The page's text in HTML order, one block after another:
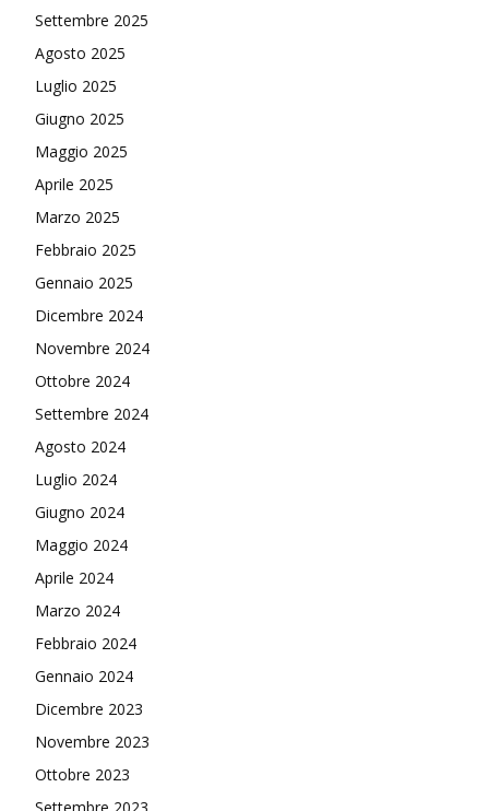
Settembre 2025
Agosto 2025
Luglio 2025
Giugno 2025
Maggio 2025
Aprile 2025
Marzo 2025
Febbraio 2025
Gennaio 2025
Dicembre 2024
Novembre 2024
Ottobre 2024
Settembre 2024
Agosto 2024
Luglio 2024
Giugno 2024
Maggio 2024
Aprile 2024
Marzo 2024
Febbraio 2024
Gennaio 2024
Dicembre 2023
Novembre 2023
Ottobre 2023